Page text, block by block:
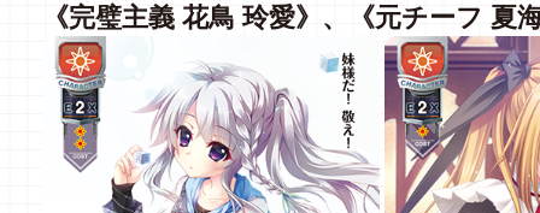
《完璧主義 花鳥 玲愛》、《元チーフ 夏